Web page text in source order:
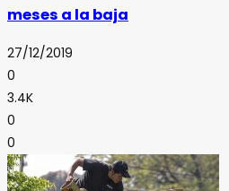
meses a la baja
27/12/2019
0
3.4K
0
0